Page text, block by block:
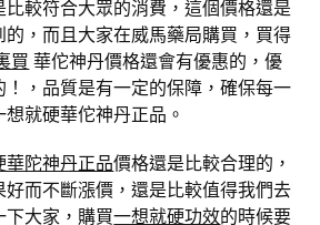
較符合大眾的消費，這個價格還是
，而且大家在威馬藥局購買，買得
買 華佗神丹價格還會有優惠的，優
，品質是有一定的保障，確保每一
就硬華佗神丹正品。
華陀神丹正品價格還是比較合理的，
而不斷漲價，還是比較值得我們去
下大家，購買一想就硬功效的時候要